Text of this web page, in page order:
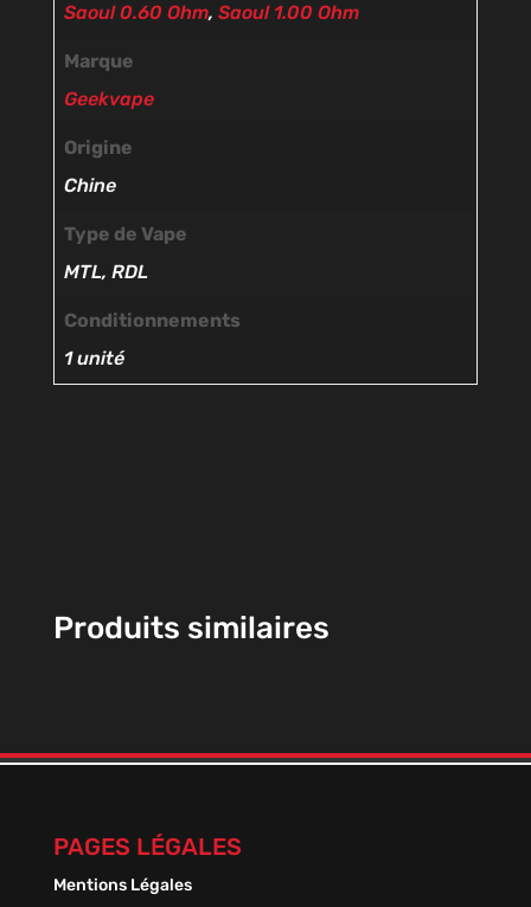
Saoul 0.60 Ohm, Saoul 1.00 Ohm
Marque
Geekvape
Origine
Chine
Type de Vape
MTL, RDL
Conditionnements
1 unité
Produits similaires
PAGES LÉGALES
Mentions Légales